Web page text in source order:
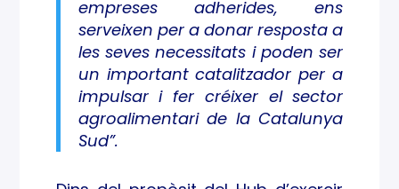
empreses adherides, ens
serveixen per a donar resposta a
les seves necessitats i poden ser
un important catalitzador per a
impulsar i fer créixer el sector
agroalimentari de la Catalunya
Sud”.